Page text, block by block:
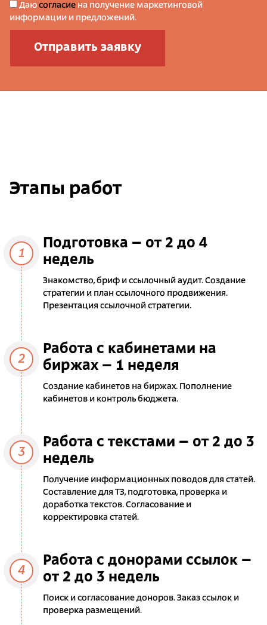
Даю согласие на получение маркетинговой
информации и предложений.
Отправить заявку
Этапы работ
1
Подготовка – от 2 до 4
недель
Знакомство, бриф и ссылочный аудит. Создание
стратегии и план ссылочного продвижения.
Презентация ссылочной стратегии.
2
Работа с кабинетами на
биржах – 1 неделя
Создание кабинетов на биржах. Пополнение
кабинетов и контроль бюджета.
3
Работа с текстами – от 2 до 3
недель
Получение информационных поводов для статей.
Составление для ТЗ, подготовка, проверка и
доработка текстов. Согласование и
корректировка статей.
4
Работа с донорами ссылок –
от 2 до 3 недель
Поиск и согласование доноров. Заказ ссылок и
проверка размещений.